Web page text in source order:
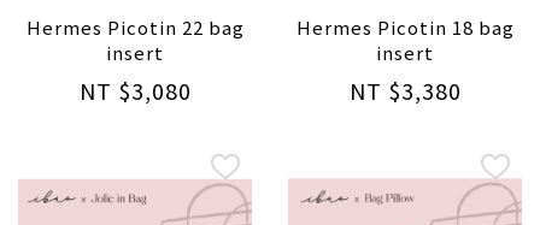
Hermes Picotin 22 bag
insert
NT $3,080
Hermes Picotin 18 bag
insert
NT $3,380